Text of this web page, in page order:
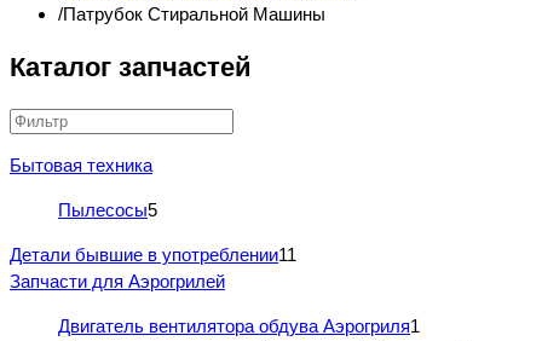
Патрубок Стиральной Машины
Каталог запчастей
Бытовая техника
Пылесосы5
Детали бывшие в употреблении11
Запчасти для Аэрогрилей
Двигатель вентилятора обдува Аэрогриля1